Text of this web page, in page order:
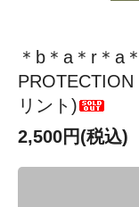
＊b＊a＊r＊a
リント)
2,500円(税込)